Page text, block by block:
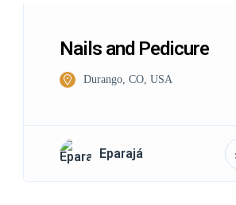
Nails and Pedicure
Durango, CO, USA
Eparajá